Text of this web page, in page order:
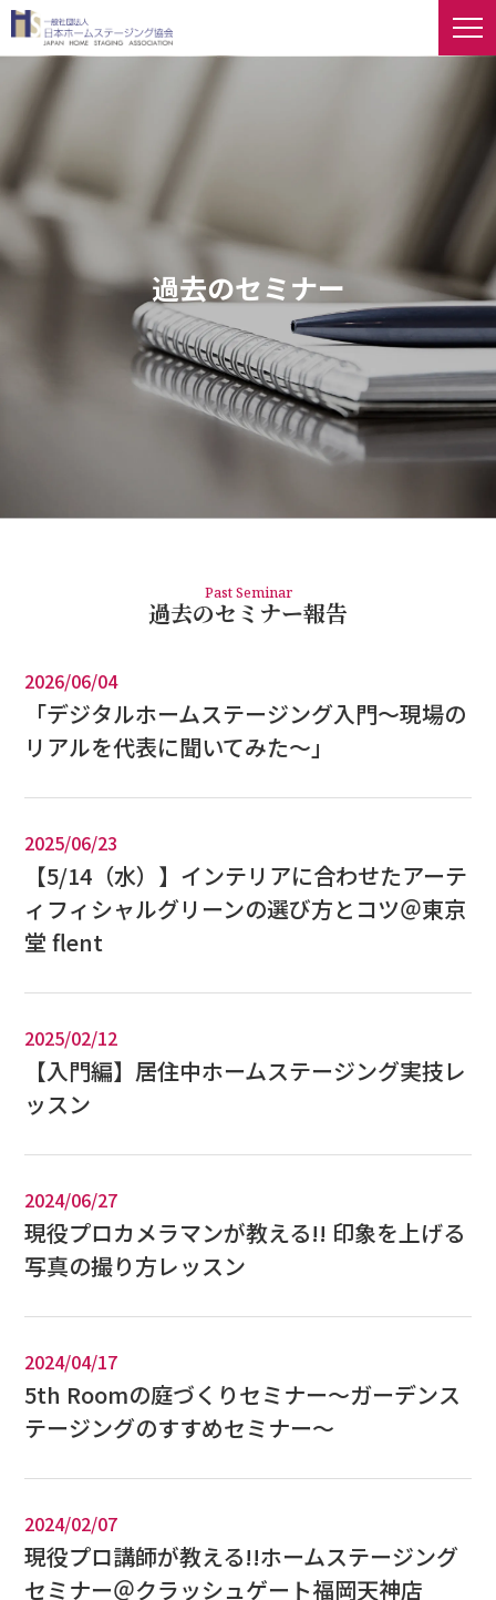
過去のセミナー
Past Seminar
過去のセミナー報告
2026/06/04
「デジタルホームステージング入門〜現場の
リアルを代表に聞いてみた〜」
2025/06/23
【5/14（水）】インテリアに合わせたアーテ
ィフィシャルグリーンの選び方とコツ＠東京
堂 flent
2025/02/12
【入門編】居住中ホームステージング実技レ
ッスン
2024/06/27
現役プロカメラマンが教える!! 印象を上げる
写真の撮り方レッスン
2024/04/17
5th Roomの庭づくりセミナー～ガーデンス
テージングのすすめセミナー～
2024/02/07
現役プロ講師が教える!!ホームステージング
セミナー＠クラッシュゲート福岡天神店